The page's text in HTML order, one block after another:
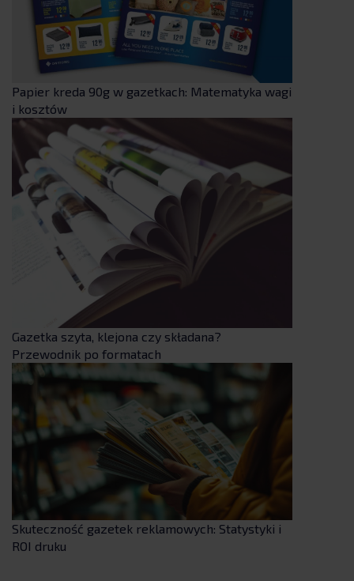
Papier kreda 90g w gazetkach: Matematyka wagi
i kosztów
Gazetka szyta, klejona czy składana?
Przewodnik po formatach
Skuteczność gazetek reklamowych: Statystyki i
ROI druku